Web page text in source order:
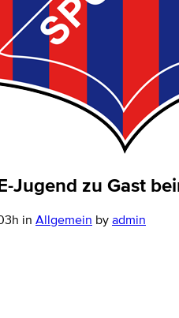
Jugend zu Gast
in Allgemein byadmin